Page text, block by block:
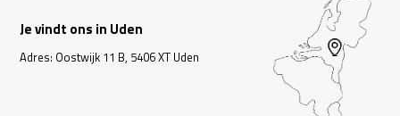
Je vindt ons in Uden
Adres: Oostwijk 11 B, 5406 XT Uden